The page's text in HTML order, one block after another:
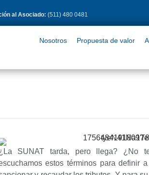
Nosotros Propuesta de valor
al Asociado: (511) 480 0481
Nosotros Propuesta de valor
SUNAT tarda, pero llega? ¿No
estos términos para definir